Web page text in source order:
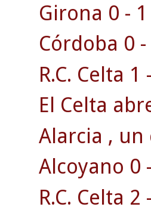
Girona 0 - 1
Córdoba 0 -
R.C. Celta
El Celta
Alarcia ,
Alcoyano 0
R.C. Celta